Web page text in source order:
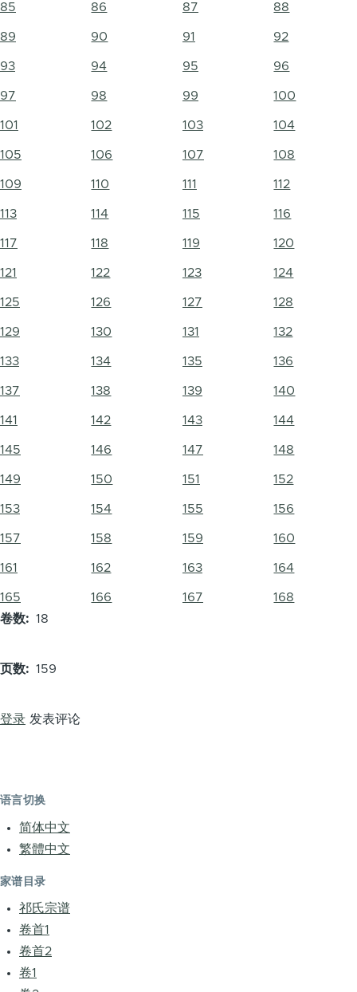
85 86 87 88
89 90 91 92
93 94 95 96
97 98 99 100
101 102 103 104
105 106 107 108
109 110 111 112
113 114 115 116
117 118 119 120
121 122 123 124
125 126 127 128
129 130 131 132
133 134 135 136
137 138 139 140
141 142 143 144
145 146 147 148
149 150 151 152
153 154 155 156
157 158 159 160
161 162 163 164
165 166 167
168
卷数
18
页数 159
登录 发表评论
语言切换
简体中文
繁體中文
家谱目录
祁氏宗谱
卷首1
卷首2
卷1